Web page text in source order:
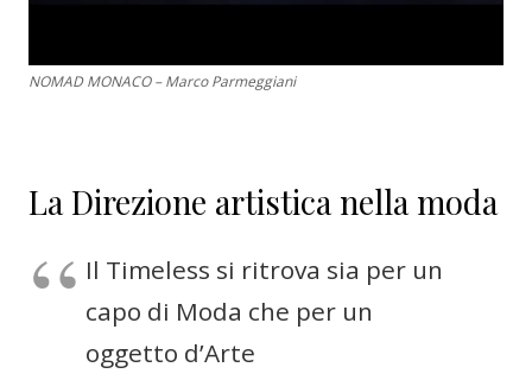
NOMAD MONACO – Marco Parmeggiani
La Direzione artistica nella moda
Il Timeless si ritrova sia per un
capo di Moda che per un
oggetto d’Arte